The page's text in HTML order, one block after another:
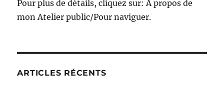
Pour plus de détails, cliquez sur: A propos de
mon Atelier public/Pour naviguer.
ARTICLES RÉCENTS